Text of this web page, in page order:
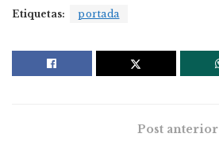
Etiquetas: portada
Post anterior